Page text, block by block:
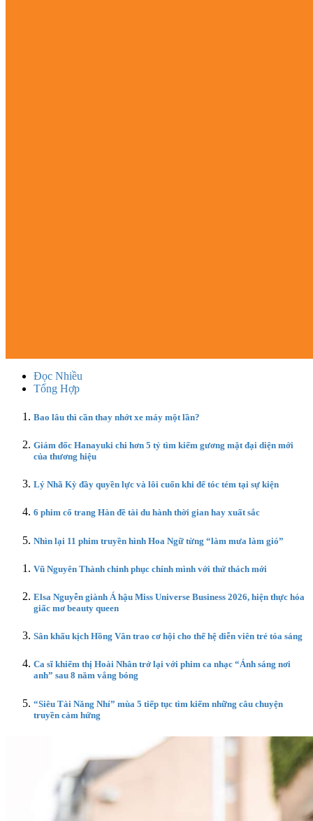
Đọc Nhiều
Tổng Hợp
Bao lâu thì cần thay nhớt xe máy một lần?
Giám đốc Hanayuki chi hơn 5 tỷ tìm kiếm gương mặt đại diện mới
của thương hiệu
Lý Nhã Kỳ đầy quyền lực và lôi cuốn khi để tóc tém tại sự kiện
6 phim cổ trang Hàn đề tài du hành thời gian hay xuất sắc
Nhìn lại 11 phim truyền hình Hoa Ngữ từng “làm mưa làm gió”
Vũ Nguyên Thành chinh phục chính mình với thử thách mới
Elsa Nguyễn giành Á hậu Miss Universe Business 2026, hiện thực hóa
giấc mơ beauty queen
Sân khấu kịch Hồng Vân trao cơ hội cho thế hệ diễn viên trẻ tỏa sáng
Ca sĩ khiếm thị Hoài Nhân trở lại với phim ca nhạc “Ánh sáng nơi
anh” sau 8 năm vắng bóng
“Siêu Tài Năng Nhí” mùa 5 tiếp tục tìm kiếm những câu chuyện
truyền cảm hứng